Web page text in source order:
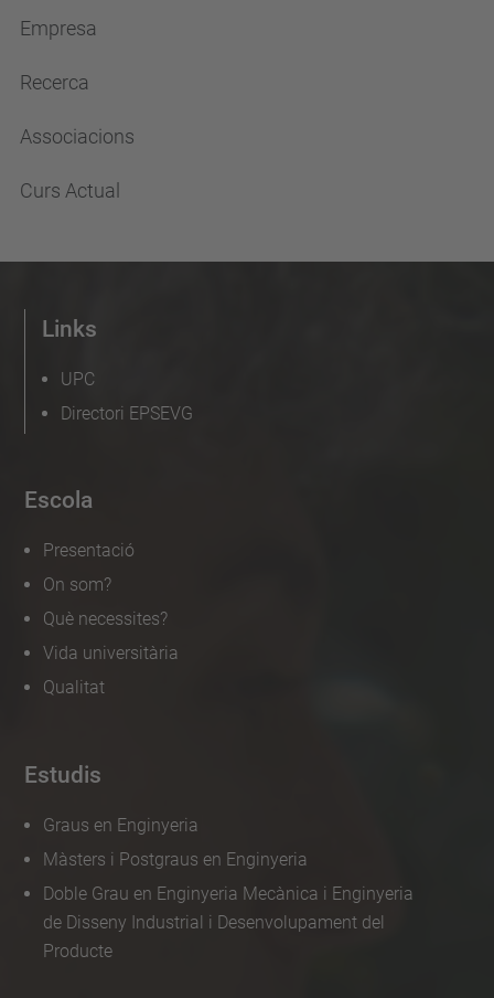
Empresa
Recerca
Associacions
Curs Actual
Escola
Presentació
On som?
Què necessites?
Vida universitària
Qualitat
Estudis
Graus en Enginyeria
Màsters i Postgraus en Enginyeria
Doble Grau en Enginyeria Mecànica i Enginyeria
de Disseny Industrial i Desenvolupament del
Producte
Links
UPC
Directori EPSEVG